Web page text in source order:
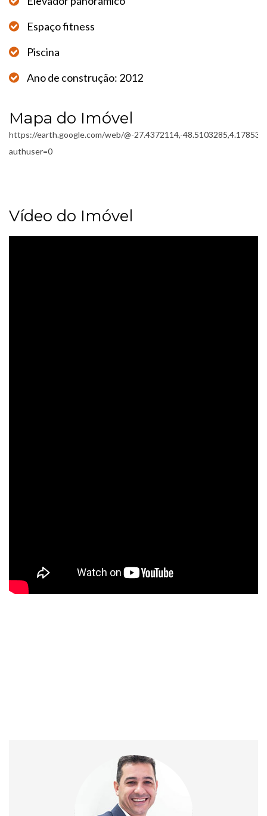
Espaço fitness
Piscina
Ano de construção: 2012
Mapa do Imóvel
https://earth.google.com/web/@-27.4372114,-
authuser=0
Vídeo do Imóvel